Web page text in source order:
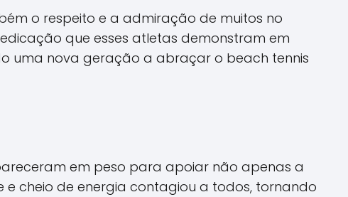
o respeito e a admiração de muitos no
que esses atletas demonstram em
uma nova geração a abraçar o beach tennis
em peso para apoiar não apenas a
cheio de energia contagiou a todos, tornando